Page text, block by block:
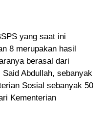
yang saat ini
8 merupakan hasil
berasal dari
Abdullah, sebanyak
Sosial sebanyak 50
Kementerian